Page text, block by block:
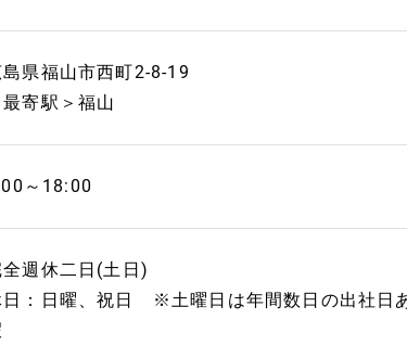
県福山市西町2-8-19
寄駅＞福山
～18:00
週休二日(土日)
日：日曜、祝日 ※土曜日は年間数日の出社日